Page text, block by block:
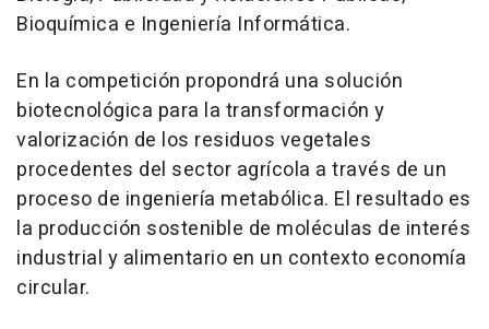
Bioquímica e Ingeniería Informática.
En la competición propondrá una solución
biotecnológica para la transformación y
valorización de los residuos vegetales
procedentes del sector agrícola a través de un
proceso de ingeniería metabólica. El resultado es
la producción sostenible de moléculas de interés
industrial y alimentario en un contexto economía
circular.